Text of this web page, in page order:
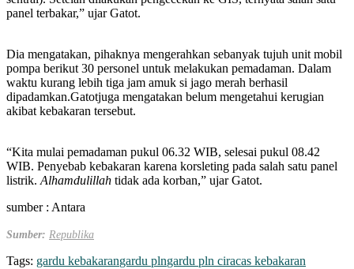
panel terbakar,” ujar Gatot.
Dia mengatakan, pihaknya mengerahkan sebanyak tujuh unit mobil
pompa berikut 30 personel untuk melakukan pemadaman. Dalam
waktu kurang lebih tiga jam amuk si jago merah berhasil
dipadamkan.Gatotjuga mengatakan belum mengetahui kerugian
akibat kebakaran tersebut.
“Kita mulai pemadaman pukul 06.32 WIB, selesai pukul 08.42
WIB. Penyebab kebakaran karena korsleting pada salah satu panel
listrik. Alhamdulillah tidak ada korban,” ujar Gatot.
sumber : Antara
Sumber: Republika
Tags: gardu kebakarangardu plngardu pln ciracas kebakaran